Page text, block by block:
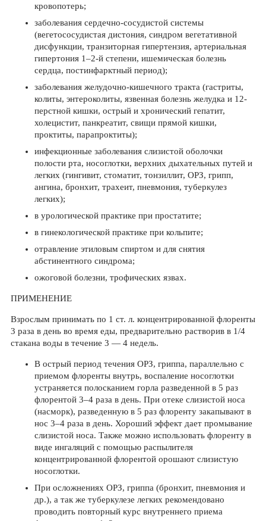
кровопотерь;
заболевания сердечно-сосудистой системы
(вегетососудистая дистония, синдром вегетативной
дисфункции, транзиторная гипертензия, артериальная
гипертония 1–2-й степени, ишемическая болезнь
сердца, постинфарктный период);
заболевания желудочно-кишечного тракта (гастриты,
колиты, энтероколиты, язвенная болезнь желудка и 12-
перстной кишки, острый и хронический гепатит,
холецистит, панкреатит, свищи прямой кишки,
проктиты, парапроктиты);
инфекционные заболевания слизистой оболочки
полости рта, носоглотки, верхних дыхательных путей и
легких (гингивит, стоматит, тонзиллит, ОРЗ, грипп,
ангина, бронхит, трахеит, пневмония, туберкулез
легких);
в урологической практике при простатите;
в гинекологической практике при кольпите;
отравление этиловым спиртом и для снятия
абстинентного синдрома;
ожоговой болезни, трофических язвах.
ПРИМЕНЕНИЕ
Взрослым принимать по 1 ст. л. концентрированной флоренты
3 раза в день во время еды, предварительно растворив в 1/4
стакана воды в течение 3 — 4 недель.
В острый период течения ОРЗ, гриппа, параллельно с
приемом флоренты внутрь, воспаление носоглотки
устраняется полосканием горла разведенной в 5 раз
флорентой 3–4 раза в день. При отеке слизистой носа
(насморк), разведенную в 5 раз флоренту закапывают в
нос 3–4 раза в день. Хороший эффект дает промывание
слизистой носа. Также можно использовать флоренту в
виде ингаляций с помощью распылителя
концентрированной флорентой орошают слизистую
носоглотки.
При осложнениях ОРЗ, гриппа (бронхит, пневмония и
др.), а так же туберкулезе легких рекомендовано
проводить повторный курс внутреннего приема